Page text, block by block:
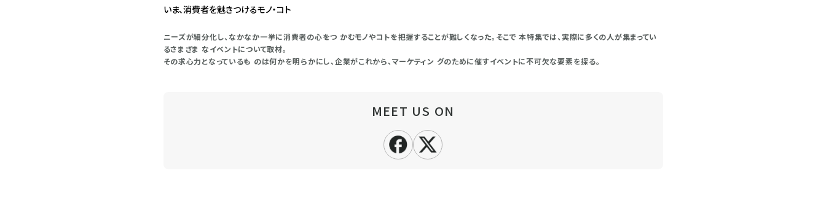
いま、消費者を魅きつけるモノ・コト
ニーズが細分化し、なかなか一挙に消費者の心をつ かむモノやコトを把握することが難しくなった。そこで 本特集では、実際に多くの人が集まってい
るさまざま なイベントについて取材。
その求心力となっているも のは何かを明らかにし、企業がこれから、マーケティン グのために催すイベントに不可欠な要素を探る。
MEET US ON